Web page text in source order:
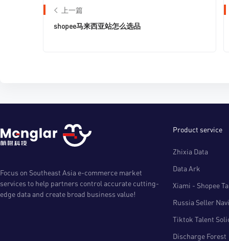
上一篇
shopee马来西亚站怎么选品
Focus on Southeast Asia e-commerce market
services to help partners control accurate cutting-
edge data and create broad business value!
Product service
Zhixia Data
Data Ark
Xiami - Shopee
Russia Seller
Tiktok Talent
Discharge Forest